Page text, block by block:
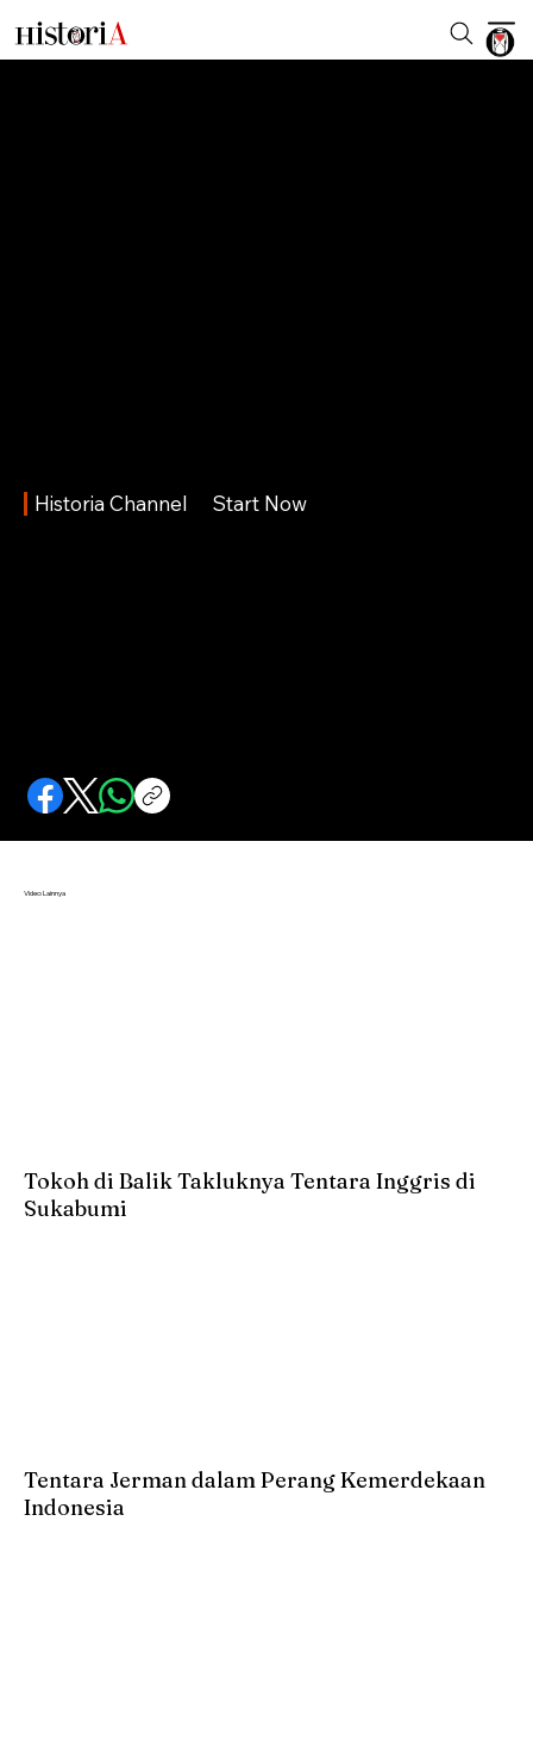
Historia Channel Start Now
Video Lainnya
Tokoh di Balik Takluknya Tentara Inggris di
Sukabumi
Tentara Jerman dalam Perang Kemerdekaan
Indonesia